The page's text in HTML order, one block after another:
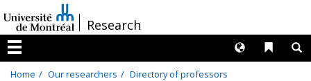
au
contenu
/Research
Menu
Liens
Langues
Home Our researchers
Directory of professors